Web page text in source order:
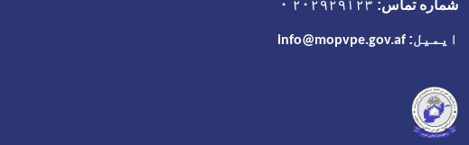
شماره تماس: ۲۰۲۹۲۹۱۲۳ ۰
ایمیل: info@mopvpe.gov.af